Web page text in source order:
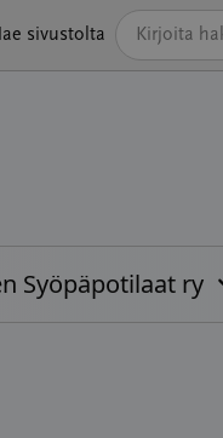
sivustolta
Syöpäpotilaat ry